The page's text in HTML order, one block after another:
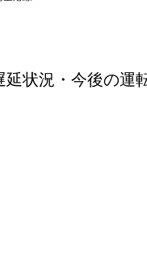
状況・今後の運